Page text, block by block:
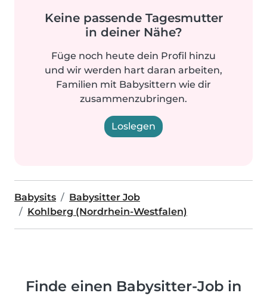
Keine passende Tagesmutter
in deiner Nähe?
Füge noch heute dein Profil hinzu
und wir werden hart daran arbeiten,
Familien mit Babysittern wie dir
zusammenzubringen.
Loslegen
Babysits
Babysitter Job
Kohlberg (Nordrhein-Westfalen)
Finde einen Babysitter-Job in